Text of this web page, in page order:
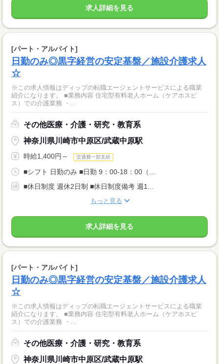
求人詳細を見る
[パート・アルバイト]
日勤のみ◎黒字経営の安定基盤／施設介護求人
☆
※この求人情報はディップの転職エージェントサービスによる職業
紹介になります。 ■業務内容 住宅型有料老人ホーム（ケアホスピ
ス）での介護業務 ・...
その他医療・介護・研究・教育系
神奈川県川崎市中原区/武蔵中原駅
時給1,400円～ 交通費一部支給
■シフト 日勤のみ ■日勤 9：00-18：00（...
■休日制度 週休2日制 ■休日制度備考 週1...
もっと見る
求人詳細を見る
[パート・アルバイト]
日勤のみ◎黒字経営の安定基盤／施設介護求人
☆
※この求人情報はディップの転職エージェントサービスによる職業
紹介になります。 ■業務内容 住宅型有料老人ホーム（ケアホスピ
ス）での介護業務 ・...
その他医療・介護・研究・教育系
神奈川県川崎市中原区/武蔵中原駅